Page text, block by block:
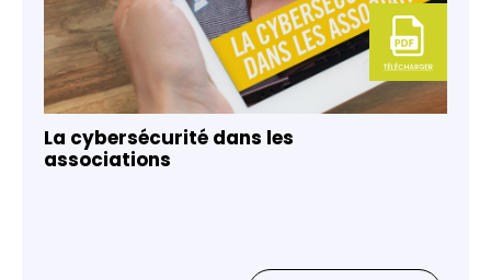
La cybersécurité dans les
associations